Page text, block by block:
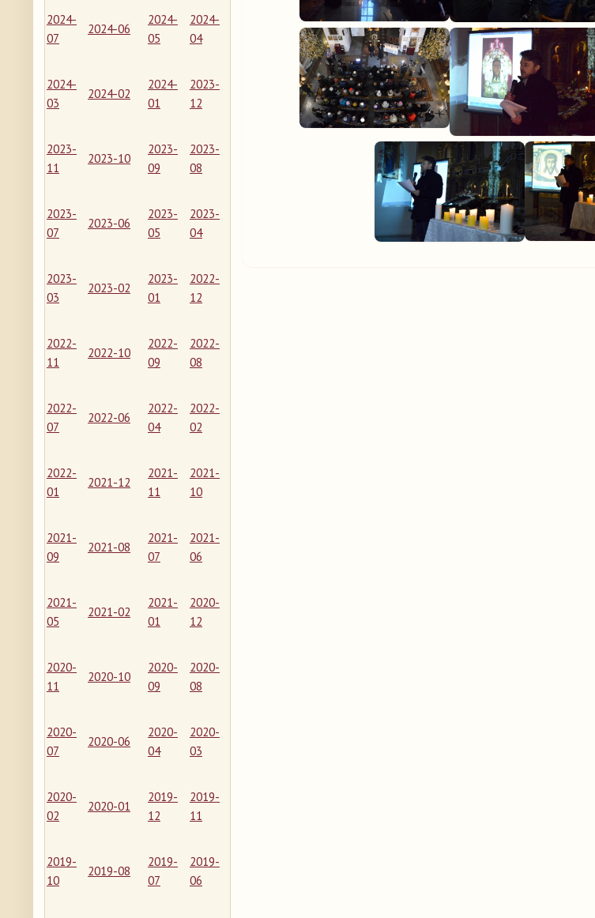
2024-
07
2024-06
2024-
05
2024-
04
2024-
03
2024-02
2024-
01
2023-
12
2023-
11
2023-10
2023-
09
2023-
08
2023-
07
2023-06
2023-
05
2023-
04
2023-
03
2023-02
2023-
01
2022-
12
2022-
11
2022-10
2022-
09
2022-
08
2022-
07
2022-06
2022-
04
2022-
02
2022-
01
2021-12
2021-
11
2021-
10
2021-
09
2021-08
2021-
07
2021-
06
2021-
05
2021-02
2021-
01
2020-
12
2020-
11
2020-10
2020-
09
2020-
08
2020-
07
2020-06
2020-
04
2020-
03
2020-
02
2020-01
2019-
12
2019-
11
2019-
10
2019-08
2019-
07
2019-
06